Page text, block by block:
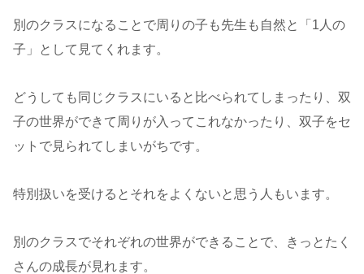
別のクラスになることで周りの子も先生も自然と「1人の
子」として見てくれます。
どうしても同じクラスにいると比べられてしまったり、双
子の世界ができて周りが入ってこれなかったり、双子をセ
ットで見られてしまいがちです。
特別扱いを受けるとそれをよくないと思う人もいます。
別のクラスでそれぞれの世界ができることで、きっとたく
さんの成長が見れます。